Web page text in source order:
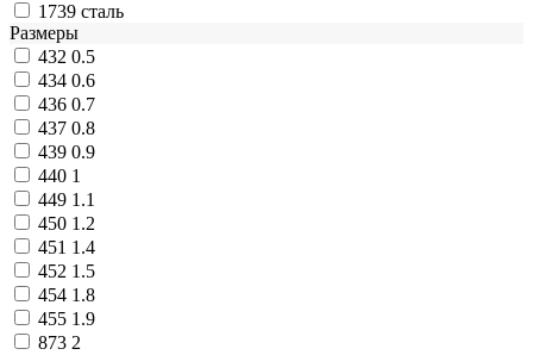
1739 сталь
Размеры
432 0.5
434 0.6
436 0.7
437 0.8
439 0.9
440 1
449 1.1
450 1.2
451 1.4
452 1.5
454 1.8
455 1.9
873 2